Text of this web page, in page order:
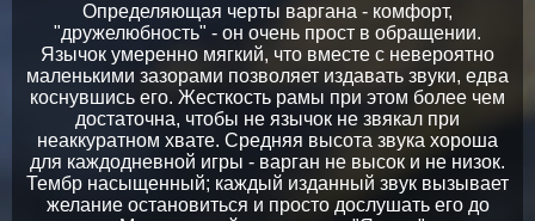
Определяющая черты варгана - комфорт,
"дружелюбность" - он очень прост в обращении.
Язычок умеренно мягкий, что вместе с невероятно
маленькими зазорами позволяет издавать звуки, едва
коснувшись его. Жесткость рамы при этом более чем
достаточна, чтобы не язычок не звякал при
неаккуратном хвате. Средняя высота звука хороша
для каждодневной игры - варган не высок и не низок.
Тембр насыщенный; каждый изданный звук вызывает
желание остановиться и просто дослушать его до